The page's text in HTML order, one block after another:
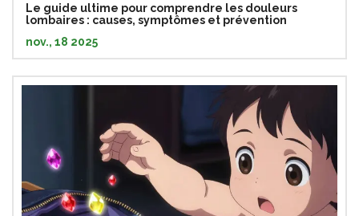
Le guide ultime pour comprendre les douleurs
lombaires : causes, symptômes et prévention
nov., 18 2025